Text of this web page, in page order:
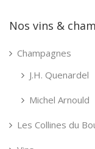
Nos vins &
Champagnes
J.H. Quenardel
Michel Arnould
Les Collines du